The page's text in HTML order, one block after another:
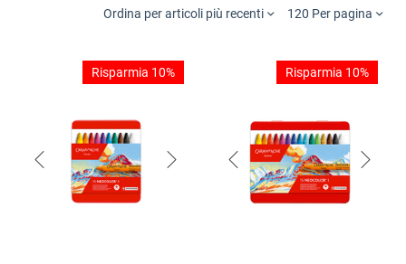
Ordina per articoli più recenti 120 Per pagina
Risparmia 10% Risparmia 10%